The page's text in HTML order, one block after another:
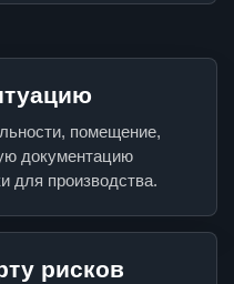
помещение,
документацию
для производства.
рисков